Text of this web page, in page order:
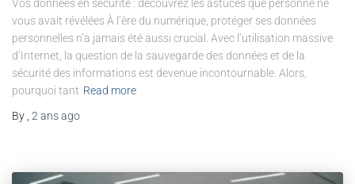
Vos données en sécurité : découvrez les astuces que personne ne
vous avait révélées À l’ère du numérique, protéger ses données
personnelles n’a jamais été aussi crucial. Avec l’utilisation massive
d’Internet, la question de la sauvegarde des données et de la
sécurité des informations est devenue incontournable. Alors,
pourquoi tant Read more
By , 2 ansago